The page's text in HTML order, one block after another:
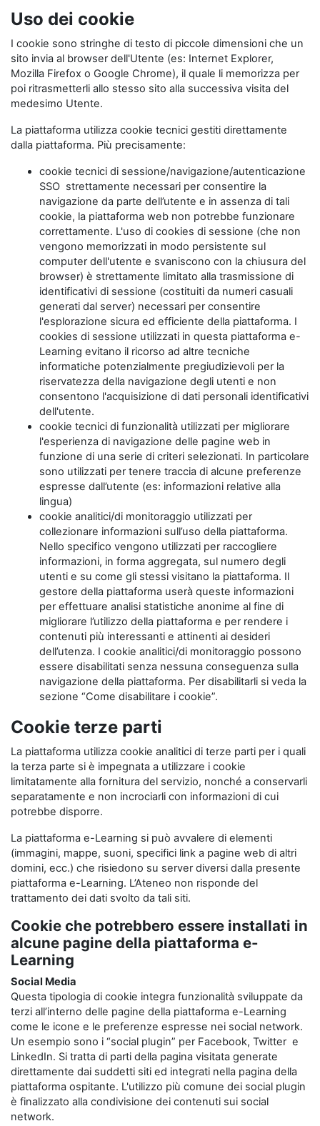
Uso dei cookie
I cookie sono stringhe di testo di piccole dimensioni che un
sito invia al browser dell'Utente (es: Internet Explorer,
Mozilla Firefox o Google Chrome), il quale li memorizza per
poi ritrasmetterli allo stesso sito alla successiva visita del
medesimo Utente.
La piattaforma utilizza cookie tecnici gestiti direttamente
dalla piattaforma. Più precisamente:
cookie tecnici di sessione/navigazione/autenticazione
SSO strettamente necessari per consentire la
navigazione da parte dell’utente e in assenza di tali
cookie, la piattaforma web non potrebbe funzionare
correttamente. L'uso di cookies di sessione (che non
vengono memorizzati in modo persistente sul
computer dell'utente e svaniscono con la chiusura del
browser) è strettamente limitato alla trasmissione di
identificativi di sessione (costituiti da numeri casuali
generati dal server) necessari per consentire
l'esplorazione sicura ed efficiente della piattaforma. I
cookies di sessione utilizzati in questa piattaforma e-
Learning evitano il ricorso ad altre tecniche
informatiche potenzialmente pregiudizievoli per la
riservatezza della navigazione degli utenti e non
consentono l'acquisizione di dati personali identificativi
dell'utente.
cookie tecnici di funzionalità utilizzati per migliorare
l'esperienza di navigazione delle pagine web in
funzione di una serie di criteri selezionati. In particolare
sono utilizzati per tenere traccia di alcune preferenze
espresse dall’utente (es: informazioni relative alla
lingua)
cookie analitici/di monitoraggio utilizzati per
collezionare informazioni sull’uso della piattaforma.
Nello specifico vengono utilizzati per raccogliere
informazioni, in forma aggregata, sul numero degli
utenti e su come gli stessi visitano la piattaforma. Il
gestore della piattaforma userà queste informazioni
per effettuare analisi statistiche anonime al fine di
migliorare l’utilizzo della piattaforma e per rendere i
contenuti più interessanti e attinenti ai desideri
dell’utenza. I cookie analitici/di monitoraggio possono
essere disabilitati senza nessuna conseguenza sulla
navigazione della piattaforma. Per disabilitarli si veda la
sezione “Come disabilitare i cookie”.
Cookie terze parti
La piattaforma utilizza cookie analitici di terze parti per i quali
la terza parte si è impegnata a utilizzare i cookie
limitatamente alla fornitura del servizio, nonché a conservarli
separatamente e non incrociarli con informazioni di cui
potrebbe disporre.
La piattaforma e-Learning si può avvalere di elementi
(immagini, mappe, suoni, specifici link a pagine web di altri
domini, ecc.) che risiedono su server diversi dalla presente
piattaforma e-Learning. L’Ateneo non risponde del
trattamento dei dati svolto da tali siti.
Cookie che potrebbero essere installati in
alcune pagine della piattaforma e-
Learning
Social Media
Questa tipologia di cookie integra funzionalità sviluppate da
terzi all’interno delle pagine della piattaforma e-Learning
come le icone e le preferenze espresse nei social network.
Un esempio sono i “social plugin” per Facebook, Twitter e
LinkedIn. Si tratta di parti della pagina visitata generate
direttamente dai suddetti siti ed integrati nella pagina della
piattaforma ospitante. L'utilizzo più comune dei social plugin
è finalizzato alla condivisione dei contenuti sui social
network.